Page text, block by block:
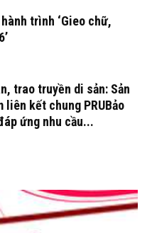
trình ‘Gieo chữ,
trao truyền di sản: Sản
liên kết chung PRUBảo
ứng nhu cầu...